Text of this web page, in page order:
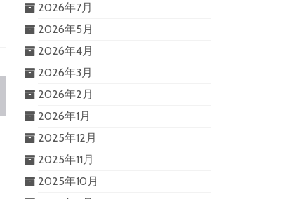
2026年7月
2026年5月
2026年4月
2026年3月
2026年2月
2026年1月
2025年12月
2025年11月
2025年10月